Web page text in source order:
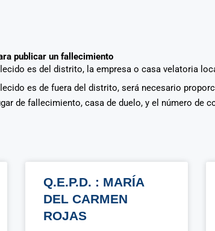
publicar un fallecimiento
es del distrito, la empresa o casa velatoria
es de fuera del distrito, será necesario
de fallecimiento, casa de duelo, y el número de
Q.E.P.D. : MARÍA
DEL CARMEN
ROJAS